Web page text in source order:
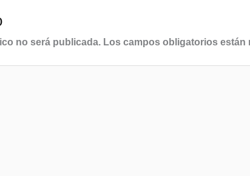
no será publicada. Los campos obligatorios están